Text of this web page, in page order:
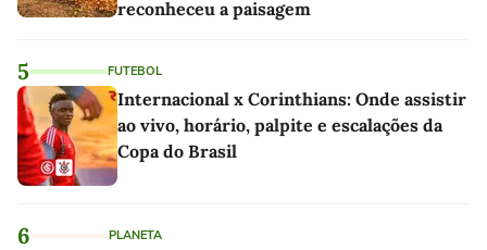
reconheceu a paisagem
5 FUTEBOL
Internacional x Corinthians: Onde assistir
ao vivo, horário, palpite e escalações da
Copa do Brasil
6 PLANETA